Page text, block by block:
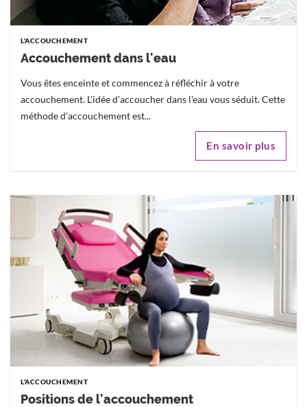
L'ACCOUCHEMENT
Accouchement dans l'eau
Vous êtes enceinte et commencez à réfléchir à votre
accouchement. L'idée d'accoucher dans l'eau vous séduit. Cette
méthode d'accouchement est...
En savoir plus
L'ACCOUCHEMENT
Positions de l'accouchement